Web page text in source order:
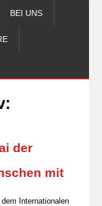
BEI UNS
der
mit
Internationalen